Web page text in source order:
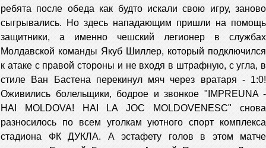
ребята после обеда как будто искали свою игру, заново
сыгрывались. Но здесь нападающим пришли на помощь
защитники, а именно чешский легионер в службах
Молдавской команды Якуб Шиллер, который подключился
к атаке с правой стороны и не входя в штрафную, с угла, в
стиле Ван Бастена перекинул мяч через вратаря - 1:0!
Оживились болельщики, бодрое и звонкое "IMPREUNA -
HAI MOLDOVA! HAI LA JОC MOLDOVENESC" снова
разносилось по всем уголкам уютного спорт комплекса
стадиона ФК ДУКЛА. А эстафету голов в этом матче